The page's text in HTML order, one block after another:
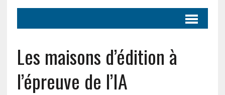
Les maisons d’édition à
l’épreuve de l’IA